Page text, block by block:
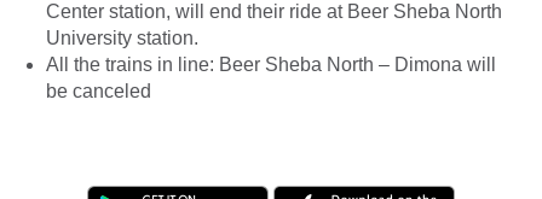
Center station, will end their ride at Beer Sheba North
University station.
All the trains in line: Beer Sheba North – Dimona will
be canceled